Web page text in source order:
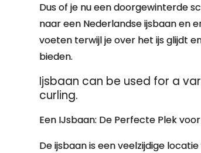
Dus of je nu een doorgewinterde
naar een Nederlandse ijsbaan en
voeten terwijl je over het ijs glijdt
bieden.
Ijsbaan can be used for a
curling.
Een IJsbaan: De Perfecte Plek
De ijsbaan is een veelzijdige